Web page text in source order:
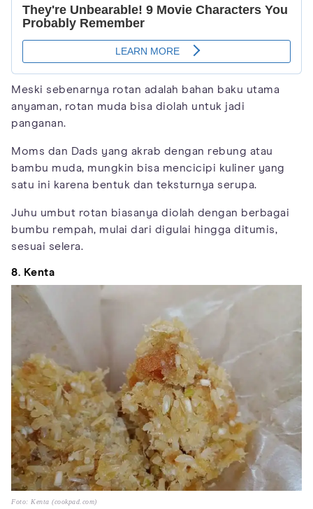
Meski sebenarnya rotan adalah bahan baku utama
anyaman, rotan muda bisa diolah untuk jadi
panganan.
Moms dan Dads yang akrab dengan rebung atau
bambu muda, mungkin bisa mencicipi kuliner yang
satu ini karena bentuk dan teksturnya serupa.
Juhu umbut rotan biasanya diolah dengan berbagai
bumbu rempah, mulai dari digulai hingga ditumis,
sesuai selera.
8. Kenta
Foto: Kenta (cookpad.com)